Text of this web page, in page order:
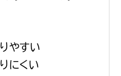
やすい
にくい